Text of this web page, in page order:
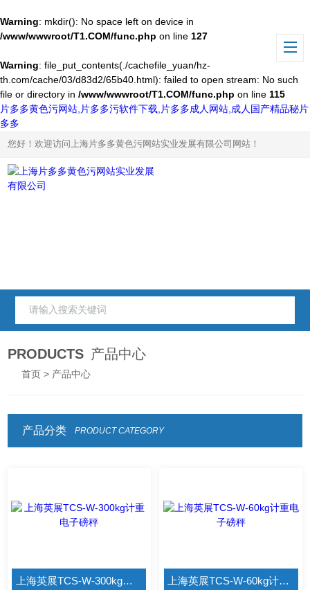
Warning: mkdir(): No space left on device in
/www/wwwroot/T1.COM/func.php on line 127
Warning: file_put_contents(./cachefile_yuan/hz-
th.com/cache/03/d83d2/65b40.html): failed to open stream: No such
file or directory in /www/wwwroot/T1.COM/func.php on line 115
片多多黄色污网站,片多多污软件下载,片多多成人网站,成人国产精品秘片
多多
您好！欢迎访问上海片多多黄色污网站实业发展有限公司网站！
PRODUCTS 产品中心
首页 > 产品中心
产品分类 PRODUCT CATEGORY
上海英展TCS-W-300kg计重电子磅秤 上海英展TCS-W-60kg计重电子磅秤